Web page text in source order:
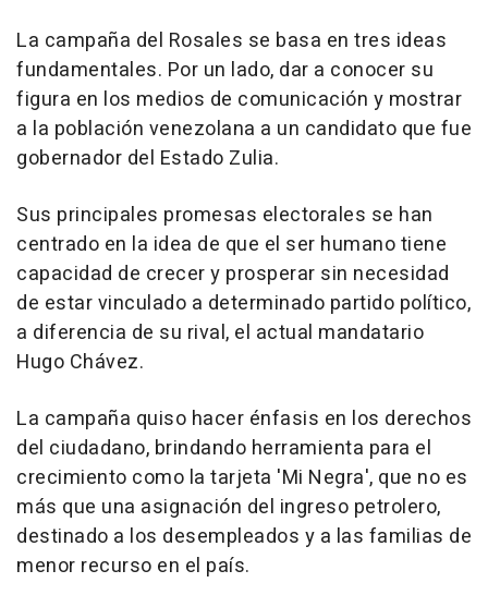
La campaña del Rosales se basa en tres ideas
fundamentales. Por un lado, dar a conocer su
figura en los medios de comunicación y mostrar
a la población venezolana a un candidato que fue
gobernador del Estado Zulia.
Sus principales promesas electorales se han
centrado en la idea de que el ser humano tiene
capacidad de crecer y prosperar sin necesidad
de estar vinculado a determinado partido político,
a diferencia de su rival, el actual mandatario
Hugo Chávez.
La campaña quiso hacer énfasis en los derechos
del ciudadano, brindando herramienta para el
crecimiento como la tarjeta 'Mi Negra', que no es
más que una asignación del ingreso petrolero,
destinado a los desempleados y a las familias de
menor recurso en el país.